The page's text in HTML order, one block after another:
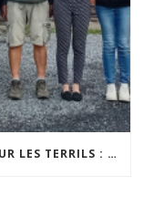
RENFORCER L’ACCUEIL INCLUSIF SUR LES TERRILS : UNE NOUVELLE ÉTAPE POUR LES GUIDES AMBASSADEURS